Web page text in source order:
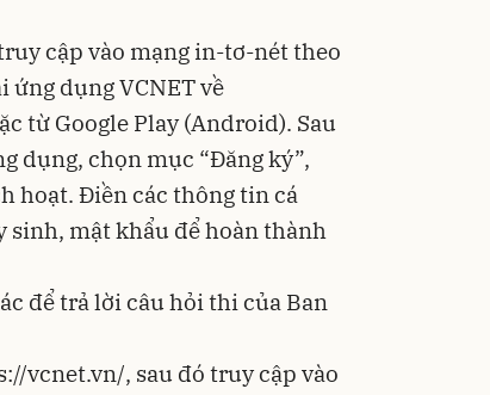
cập vào mạng in-tơ-nét theo
dụng VCNET về
từ Google Play (Android). Sau
dụng, chọn mục “Đăng ký”,
hoạt. Điền các thông tin cá
sinh, mật khẩu để hoàn thành
để trả lời câu hỏi thi của Ban
vcnet.vn/, sau đó truy cập vào